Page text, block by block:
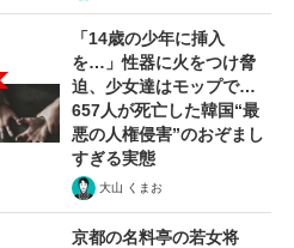
「14歳の少年に挿入
を…」性器に火をつけ脅
迫、少女達はモップで…
657人が死亡した韓国“最
悪の人権侵害”のおぞまし
すぎる実態
大山 くまお
京都の名料亭の若女将